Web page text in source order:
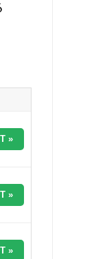
»
»
»